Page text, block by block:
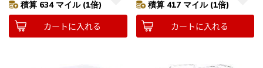
積算 634 マイル (1倍)
カートに入れる
積算 417 マイル (1倍)
カートに入れる